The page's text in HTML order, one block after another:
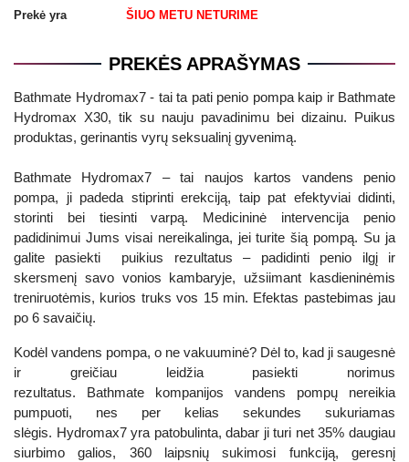
Prekė yra ŠIUO METU NETURIME
PREKĖS APRAŠYMAS
Bathmate Hydromax7 - tai ta pati penio pompa kaip ir Bathmate
Hydromax X30, tik su nauju pavadinimu bei dizainu. Puikus
produktas, gerinantis vyrų seksualinį gyvenimą.
Bathmate Hydromax7 – tai naujos kartos vandens penio
pompa, ji padeda stiprinti erekciją, taip pat efektyviai didinti,
storinti bei tiesinti varpą. Medicininė intervencija penio
padidinimui Jums visai nereikalinga, jei turite šią pompą. Su ja
galite pasiekti puikius rezultatus – padidinti penio ilgį ir
skersmenį savo vonios kambaryje, užsiimant kasdieninėmis
treniruotėmis, kurios truks vos 15 min. Efektas pastebimas jau
po 6 savaičių.
Kodėl vandens pompa, o ne vakuuminė? Dėl to, kad ji saugesnė
ir greičiau leidžia pasiekti norimus
rezultatus. Bathmate kompanijos vandens pompų nereikia
pumpuoti, nes per kelias sekundes sukuriamas
slėgis. Hydromax7 yra patobulinta, dabar ji turi net 35% daugiau
siurbimo galios, 360 laipsnių sukimosi funkciją, geresnį